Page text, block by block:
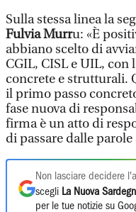
Sulla stessa linea la
Fulvia Murru: «È
abbiano scelto di
CGIL, CISL e UIL,
concrete e strutturali.
il primo passo
fase nuova di
firma è un atto di
di passare dalle parole
Non lasciare decidere
scegli La Nuova
per le tue notizie su